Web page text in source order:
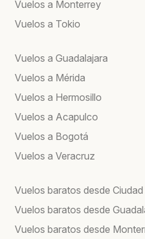
Vuelos a Monterrey
Vuelos a Tokio
Vuelos a Guadalajara
Vuelos a Mérida
Vuelos a Hermosillo
Vuelos a Acapulco
Vuelos a Bogotá
Vuelos a Veracruz
Vuelos baratos desde
Vuelos baratos desde
Vuelos baratos desde